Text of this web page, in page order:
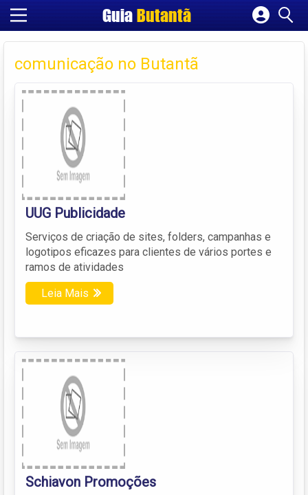
GuiaButantã
Cadastrar empresa
Criar conta
comunicação no Butantã
UUG Publicidade
Serviços de criação de sites, folders, campanhas e
logotipos eficazes para clientes de vários portes e
ramos de atividades
Leia Mais
Schiavon Promoções